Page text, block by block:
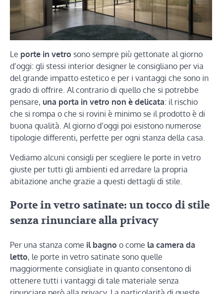
Le porte in vetro sono sempre più gettonate al giorno
d’oggi: gli stessi interior designer le consigliano per via
del grande impatto estetico e per i vantaggi che sono in
grado di offrire. Al contrario di quello che si potrebbe
pensare, una porta in vetro non è delicata: il rischio
che si rompa o che si rovini è minimo se il prodotto è di
buona qualità. Al giorno d’oggi poi esistono numerose
tipologie differenti, perfette per ogni stanza della casa.
Vediamo alcuni consigli per scegliere le porte in vetro
giuste per tutti gli ambienti ed arredare la propria
abitazione anche grazie a questi dettagli di stile.
Porte in vetro satinate: un tocco di stile
senza rinunciare alla privacy
Per una stanza come il bagno o come la camera da
letto, le porte in vetro satinate sono quelle
maggiormente consigliate in quanto consentono di
ottenere tutti i vantaggi di tale materiale senza